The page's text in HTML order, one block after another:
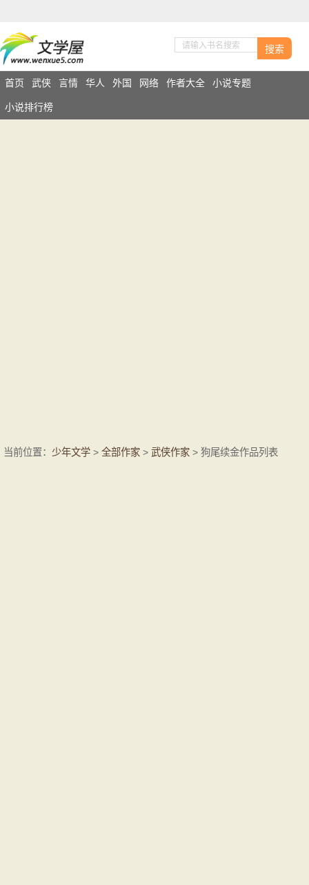
搜索
首页 武侠 言情 华人 外国 网络 作者大全 小说专题
小说排行榜
当前位置： 少年文学 > 全部作家 > 武侠作家 > 狗尾续金作品列表